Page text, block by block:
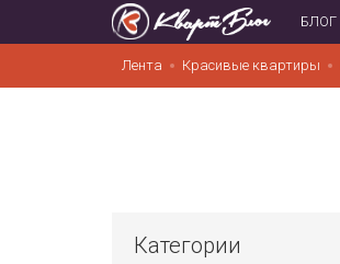
БЛОГ
Лента Красивые квартиры
Категории